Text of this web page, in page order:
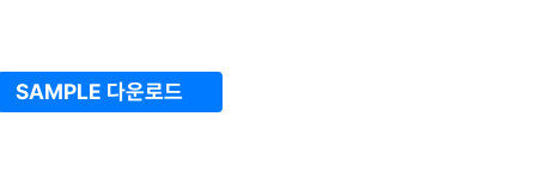
SAMPLE 다운로드